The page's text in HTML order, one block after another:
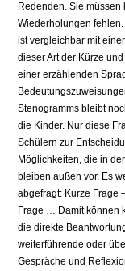
Redenden. Sie
Wiederholungen
ist vergleichbar mit
dieser Art der Kürze
einer erzählenden
Stenogramms bleibt
die Kinder. Nur diese
Schülern zur
Möglichkeiten, die in
bleiben außen vor. Es
abgefragt: Kurze Frage
Frage … Damit können
die direkte
weiterführende oder
Gespräche und